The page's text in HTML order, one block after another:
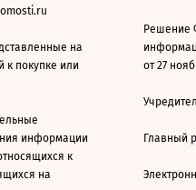
на
к покупке или
информации
к
на
Решение
от 27
Главный